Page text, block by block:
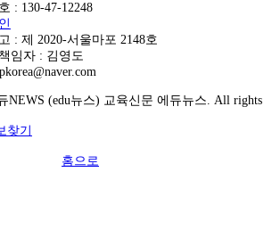
: 130-47-12248
: 제 2020-서울마포 2148호
임자 : 김영도
NEWS (edu뉴스) 교육신문 에듀뉴스. All rights
찾기
홈으로